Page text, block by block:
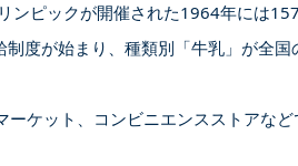
ンピックが開催された1964年には
度が始まり、種類別「牛乳」が全国
ケット、コンビニエンスストアなど